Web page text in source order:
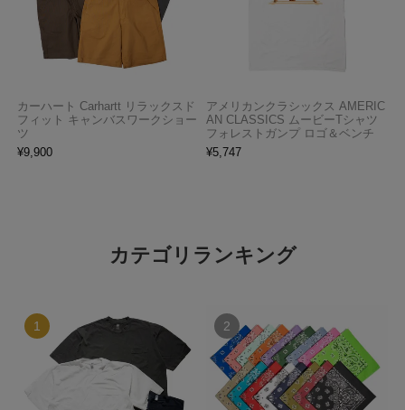
カーハート Carhartt リラックスド
フィット キャンバスワークショー
ツ
¥9,900
アメリカンクラシックス AMERIC
AN CLASSICS ムービーTシャツ
フォレストガンプ ロゴ＆ベンチ
¥5,747
カテゴリランキング